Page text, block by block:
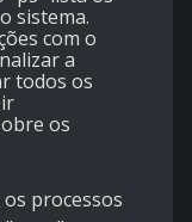
sistema.
com o
a
todos os
os
processos